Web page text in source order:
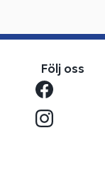
Följ oss